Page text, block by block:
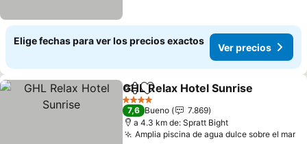
Elige fechas para ver los precios exactos
Ver precios
CompartirAgregar a favoritos
GHL Relax Hotel Sunrise
4 Estrellas
7,6 Bueno
7.869
a 4.3 km de: Spratt Bight
Amplia piscina de agua dulce sobre el mar